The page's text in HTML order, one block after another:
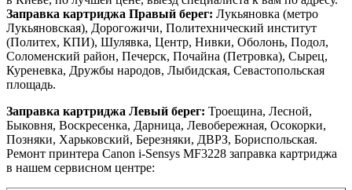
Заправка картриджа Правый берег: Лукьяновка (метро
Лукьяновская), Дорогожичи, Политехнический институт
(Политех, КПИ), Шулявка, Центр, Нивки, Оболонь, Подол,
Соломенский район, Печерск, Почайна (Петровка), Сырец,
Куреневка, Дружбы народов, Лыбидская, Севастопольская
площадь.
Заправка картриджа Левый берег: Троещина, Лесной,
Быковня, Воскресенка, Дарница, Левобережная, Осокорки,
Позняки, Харьковский, Березняки, ДВРЗ, Бориспольская.
Ремонт принтера Canon i-Sensys MF3228 заправка картриджа
в нашем сервисном центре: